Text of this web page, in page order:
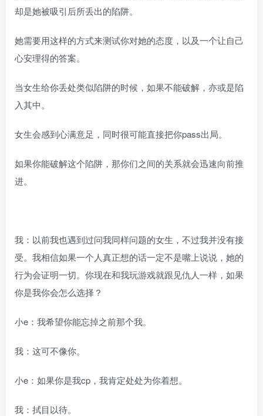
却是她被吸引后所丢出的陷阱。
她需要用这样的方式来测试你对她的态度，以及一个让自己
心安理得的答案。
当女生给你丢处类似陷阱的时候，如果不能破解，亦或是陷
入其中。
女生会感到心满意足，同时很可能直接把你pass出局。
如果你能破解这个陷阱，那你们之间的关系就会迅速向前推
进。
我：以前我也遇到过问我同样问题的女生，不过我并没有接
受。我相信如果一个人真正想的话一定不是嘴上说说，她的
行为会证明一切。你现在和我玩游戏就跟见仇人一样，如果
你是我你会怎么选择？
小e：我希望你能忘掉之前那个我。
我：这可不像你。
小e：如果你是我cp，我肯定处处为你着想。
我：拭目以待。